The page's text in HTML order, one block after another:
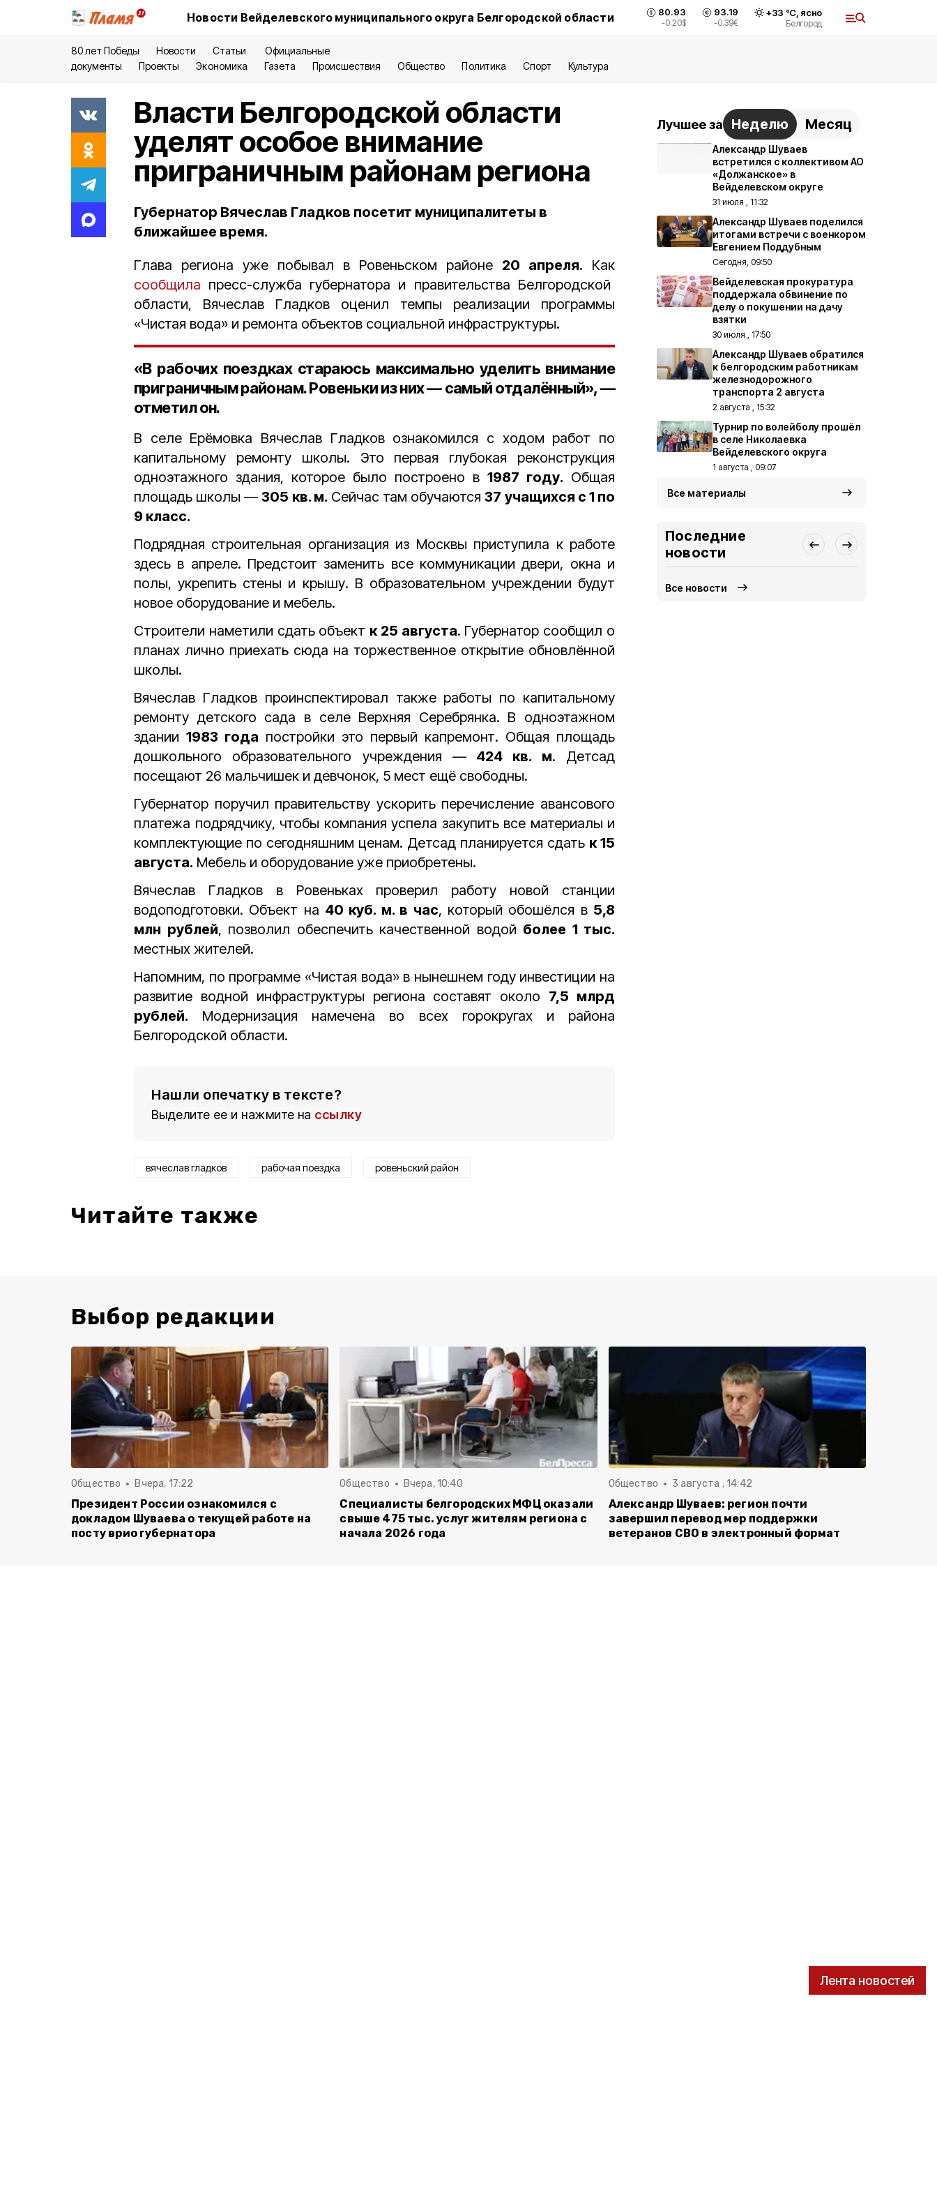
Новости Вейделевского муниципального округа Белгородской области 80.93
-0.20$
93.19
-0.39€
+33 °С, ясно
Белгород
80 лет Победы Новости Статьи
Официальные
документы
Проекты Экономика Газета Происшествия Общество Политика Спорт Культура
Лента новостей
Власти Белгородской области
уделят особое внимание
приграничным районам региона
Губернатор Вячеслав Гладков посетит муниципалитеты в
ближайшее время.
Глава региона уже побывал в Ровеньском районе 20 апреля. Как
сообщила пресс-служба губернатора и правительства Белгородской
области, Вячеслав Гладков оценил темпы реализации программы
«Чистая вода» и ремонта объектов социальной инфраструктуры.
«В рабочих поездках стараюсь максимально уделить внимание
приграничным районам. Ровеньки из них — самый отдалённый», —
отметил он.
В селе Ерёмовка Вячеслав Гладков ознакомился с ходом работ по
капитальному ремонту школы. Это первая глубокая реконструкция
одноэтажного здания, которое было построено в 1987 году. Общая
площадь школы —305 кв. м. Сейчас там обучаются37 учащихся с 1 по
9 класс.
Подрядная строительная организация из Москвы приступила к работе
здесь в апреле. Предстоит заменить все коммуникации двери, окна и
полы, укрепить стены и крышу. В образовательном учреждении будут
новое оборудование и мебель.
Строители наметили сдать объект к 25 августа. Губернатор сообщил о
планах лично приехать сюда на торжественное открытие обновлённой
школы.
Вячеслав Гладков проинспектировал также работы по капитальному
ремонту детского сада в селе Верхняя Серебрянка. В одноэтажном
здании 1983 года постройки это первый капремонт. Общая площадь
дошкольного образовательного учреждения —424 кв. м. Детсад
посещают 26 мальчишек и девчонок, 5 мест ещё свободны.
Губернатор поручил правительству ускорить перечисление авансового
платежа подрядчику, чтобы компания успела закупить все материалы и
комплектующие по сегодняшним ценам. Детсад планируется сдать к 15
августа. Мебель и оборудование уже приобретены.
Вячеслав Гладков в Ровеньках проверил работу новой станции
водоподготовки. Объект на 40 куб. м. в час, который обошёлся в 5,8
млн рублей, позволил обеспечить качественной водой более 1 тыс.
местных жителей.
Напомним, по программе «Чистая вода» в нынешнем году инвестиции на
развитие водной инфраструктуры региона составят около 7,5 млрд
рублей. Модернизация намечена во всех горокругах и района
Белгородской области.
Нашли опечатку в тексте?
Выделите ее и нажмите на ссылку
вячеслав гладков рабочая поездка ровеньский район
Читайте также
Лучшее за Неделю Месяц
Александр Шуваев
встретился с коллективом АО
«Должанское» в
Вейделевском округе
31 июля , 11:32
Александр Шуваев поделился
итогами встречи с военкором
Евгением Поддубным
Сегодня, 09:50
Вейделевская прокуратура
поддержала обвинение по
делу о покушении на дачу
взятки
30 июля , 17:50
Александр Шуваев обратился
к белгородским работникам
железнодорожного
транспорта 2 августа
2 августа , 15:32
Турнир по волейболу прошёл
в селе Николаевка
Вейделевского округа
1 августа , 09:07
Все материалы
Последние
новости
Все новости
Выбор редакции
Общество Вчера, 17:22
Президент России ознакомился с
докладом Шуваева о текущей работе на
посту врио губернатора
Общество Вчера, 10:40
Специалисты белгородских МФЦ оказали
свыше 475 тыс. услуг жителям региона с
начала 2026 года
Общество 3 августа , 14:42
Александр Шуваев: регион почти
завершил перевод мер поддержки
ветеранов СВО в электронный формат